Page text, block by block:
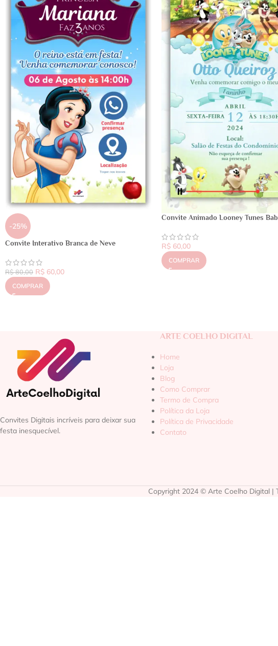
-25%
Convite Interativo Branca de Neve
R$80,00 R$ 60,00
COMPRAR
Convite Animado Looney Tunes
R$60,00
COMPRAR
Convites Digitais incríveis para deixar sua
festa inesquecível.
ARTE COELHO DIGITAL
Home
Loja
Blog
Como Comprar
Termo de Compra
Política da Loja
Política de Privacidade
Contato
Copyright 2024 © Arte Coelho Digital |